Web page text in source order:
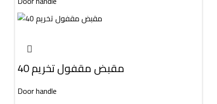
مقبض مقفول تخريم 40
Door handle